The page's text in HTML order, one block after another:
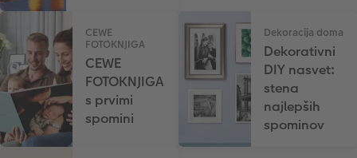
CEWE
FOTOKNJIGA
CEWE
FOTOKNJIGA
s prvimi
spomini
Dekoracija doma
Dekorativni
DIY nasvet:
stena
najlepših
spominov